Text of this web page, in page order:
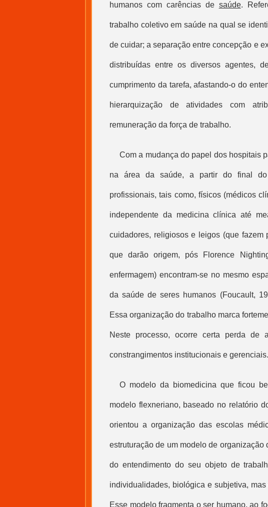
humanos com carências de saúde.
trabalho coletivo em saúde na qual se
de cuidar; a separação entre concepção e
distribuídas entre os diversos agentes,
cumprimento da tarefa, afastando-o do
hierarquização de atividades com
remuneração da força de trabalho.
Com a mudança do papel dos hospitais
na área da saúde, a partir do final do
profissionais, tais como, físicos (médicos
independente da medicina clínica até
cuidadores, religiosos e leigos (que fazem
que darão origem, pós Florence
enfermagem) encontram-se no mesmo
da saúde de seres humanos (Foucault,
Essa organização do trabalho marca
Neste processo, ocorre certa perda de
constrangimentos institucionais e gerenciais.
O modelo da biomedicina que ficou
modelo flexneriano, baseado no relatório
orientou a organização das escolas
estruturação de um modelo de
do entendimento do seu objeto de
individualidades, biológica e subjetiva,
Esse modelo fragmenta o ser humano, ao